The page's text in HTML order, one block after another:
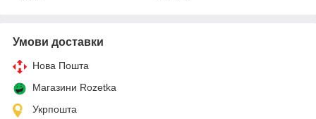
Умови доставки
Нова Пошта
Магазини Rozetka
Укрпошта